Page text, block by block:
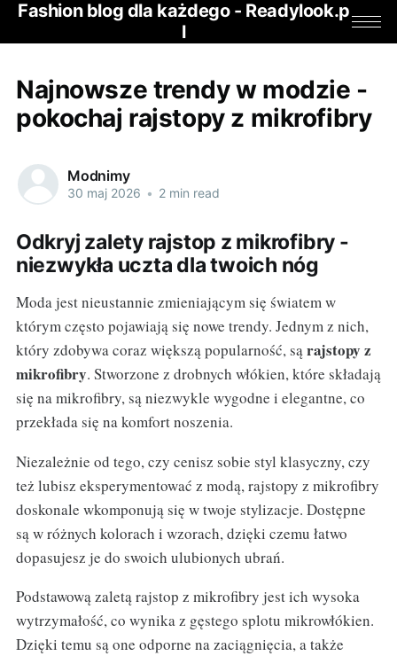
Fashion blog dla każdego - Readylook.p
l
Najnowsze trendy w modzie -
pokochaj rajstopy z mikrofibry
Modnimy
30 maj 2026 • 2 min read
Odkryj zalety rajstop z mikrofibry -
niezwykła uczta dla twoich nóg
Moda jest nieustannie zmieniającym się światem w
którym często pojawiają się nowe trendy. Jednym z nich,
który zdobywa coraz większą popularność, sąrajstopy z
mikrofibry. Stworzone z drobnych włókien, które składają
się na mikrofibry, są niezwykle wygodne i elegantne, co
przekłada się na komfort noszenia.
Niezależnie od tego, czy cenisz sobie styl klasyczny, czy
też lubisz eksperymentować z modą, rajstopy z mikrofibry
doskonale wkomponują się w twoje stylizacje. Dostępne
są w różnych kolorach i wzorach, dzięki czemu łatwo
dopasujesz je do swoich ulubionych ubrań.
Podstawową zaletą rajstop z mikrofibry jest ich wysoka
wytrzymałość, co wynika z gęstego splotu mikrowłókien.
Dzięki temu są one odporne na zaciągnięcia, a także